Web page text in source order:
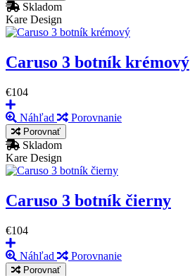
Skladom
Kare Design
Caruso 3 botník krémový
€104
Náhľad Porovnanie
Porovnať
Skladom
Kare Design
Caruso 3 botník čierny
€104
Náhľad Porovnanie
Porovnať